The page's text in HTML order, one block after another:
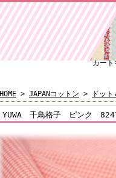
カート
HOME > JAPANコットン > ドッ
YUWA 千鳥格子 ピンク